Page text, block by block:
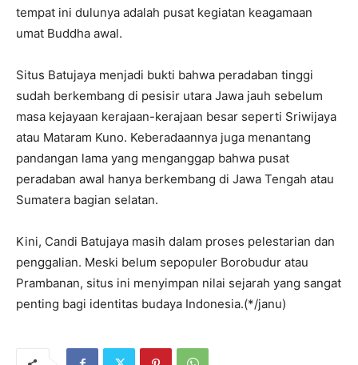
tempat ini dulunya adalah pusat kegiatan keagamaan
umat Buddha awal.
Situs Batujaya menjadi bukti bahwa peradaban tinggi
sudah berkembang di pesisir utara Jawa jauh sebelum
masa kejayaan kerajaan-kerajaan besar seperti Sriwijaya
atau Mataram Kuno. Keberadaannya juga menantang
pandangan lama yang menganggap bahwa pusat
peradaban awal hanya berkembang di Jawa Tengah atau
Sumatera bagian selatan.
Kini, Candi Batujaya masih dalam proses pelestarian dan
penggalian. Meski belum sepopuler Borobudur atau
Prambanan, situs ini menyimpan nilai sejarah yang sangat
penting bagi identitas budaya Indonesia.(*/janu)